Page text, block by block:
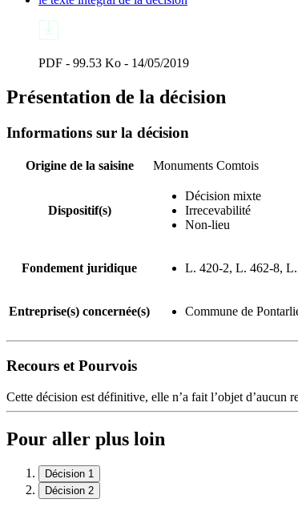
PDF - 99.53 Ko - 14/05/2019
Présentation de la décision
Informations sur la décision
Origine de la saisine Monuments Comtois
Dispositif(s)
Décision mixte
Irrecevabilité
Non-lieu
Fondement juridique L. 420-2, L. 462-8,
Entreprise(s) concernée(s) Commune de
Recours et Pourvois
Cette décision est définitive, elle n’a fait l’objet d’aucun
Pour aller plus loin
Décision 1
Décision 2